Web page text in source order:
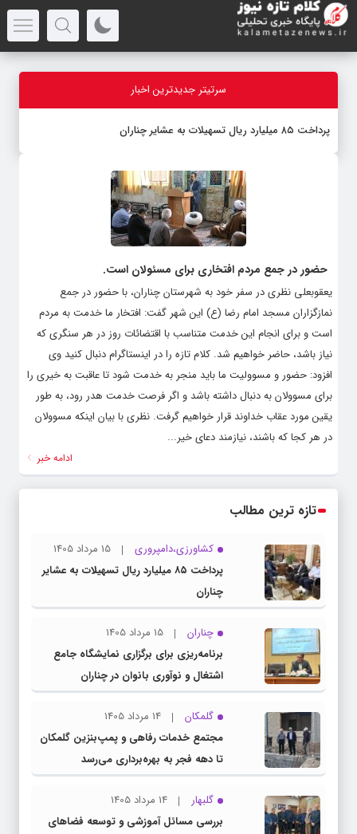
سرتیتر جدیدترین اخبار
پرداخت ۸۵ میلیارد ریال تسهیلات به عشایر چناران
حضور در جمع مردم افتخاری برای مسئولان است.
یعقوبعلی نظری در سفر خود به شهرستان چناران، با حضور در جمع
نمازگزاران مسجد امام رضا (ع) این شهر گفت: افتخار ما خدمت به مردم
است و برای انجام این خدمت متناسب با اقتضائات روز در هر سنگری که
نیاز باشد، حاضر خواهیم شد. کلام تازه را در اینستاگرام دنبال کنید وی
افزود: حضور و مسوولیت ما باید منجر به خدمت شود تا عاقبت به خیری را
برای مسوولان به دنبال داشته باشد و اگر فرصت خدمت هدر رود، به طور
یقین مورد عقاب خداوند قرار خواهیم گرفت. نظری با بیان اینکه مسوولان
در هر کجا که باشند، نیازمند دعای خیر...
ادامه خبر
تازه ترین مطالب
کشاورزی،دامپروری
15 مرداد 1405
پرداخت ۸۵ میلیارد ریال تسهیلات به عشایر
چناران
چناران
15 مرداد 1405
برنامه‌ریزی برای برگزاری نمایشگاه جامع
اشتغال و نوآوری بانوان در چناران
گلمکان
14 مرداد 1405
مجتمع خدمات رفاهی و پمپ‌بنزین گلمکان
تا دهه فجر به بهره‌برداری می‌رسد
گلبهار
14 مرداد 1405
بررسی مسائل آموزشی و توسعه فضاهای